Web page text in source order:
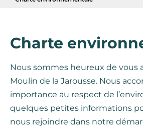
Charte
Nous sommes heureux de vous
Moulin de la Jarousse. Nous
importance au respect de
quelques petites informations
nous rejoindre dans notre